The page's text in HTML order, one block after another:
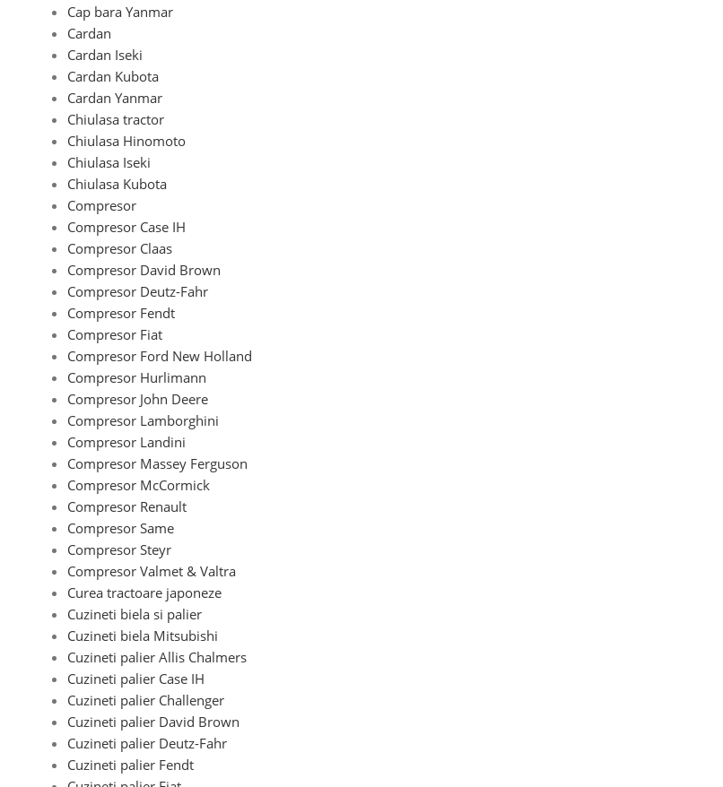
Cap bara Yanmar
Cardan
Cardan Iseki
Cardan Kubota
Cardan Yanmar
Chiulasa tractor
Chiulasa Hinomoto
Chiulasa Iseki
Chiulasa Kubota
Compresor
Compresor Case IH
Compresor Claas
Compresor David Brown
Compresor Deutz-Fahr
Compresor Fendt
Compresor Fiat
Compresor Ford New Holland
Compresor Hurlimann
Compresor John Deere
Compresor Lamborghini
Compresor Landini
Compresor Massey Ferguson
Compresor McCormick
Compresor Renault
Compresor Same
Compresor Steyr
Compresor Valmet & Valtra
Curea tractoare japoneze
Cuzineti biela si palier
Cuzineti biela Mitsubishi
Cuzineti palier Allis Chalmers
Cuzineti palier Case IH
Cuzineti palier Challenger
Cuzineti palier David Brown
Cuzineti palier Deutz-Fahr
Cuzineti palier Fendt